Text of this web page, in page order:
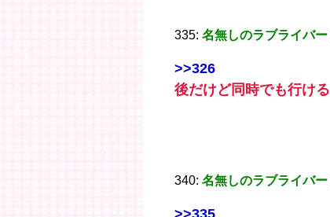
335: 名無しのラブライバー
>>326
後だけど同時でも行ける
340: 名無しのラブライバー
>>335